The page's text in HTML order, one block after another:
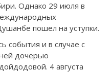
Однако 29 июля в
пошел на уступки.
события и в случае с
дочерью
4 августа